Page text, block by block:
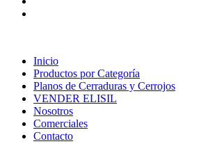
Inicio
Productos por Categoría
Planos de Cerraduras y Cerrojos
VENDER ELISIL
Nosotros
Comerciales
Contacto